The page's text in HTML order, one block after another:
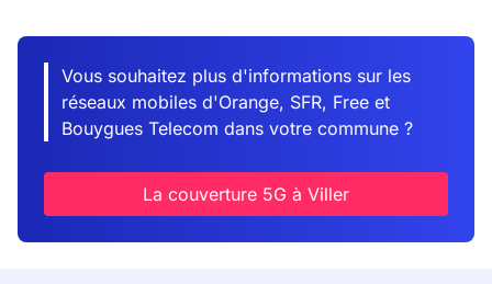
Vous souhaitez plus d'informations sur les
réseaux mobiles d'Orange, SFR, Free et
Bouygues Telecom dans votre commune ?
La couverture 5G à Viller